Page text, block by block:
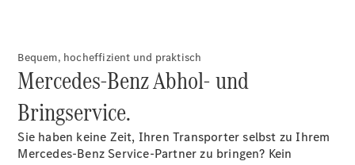
eSprinter
Bequem, hocheffizient und praktisch
Mercedes-Benz Abhol- und
Bringservice.
Sie haben keine Zeit, Ihren Transporter selbst zu Ihrem
Mercedes-Benz Service-Partner zu bringen? Kein